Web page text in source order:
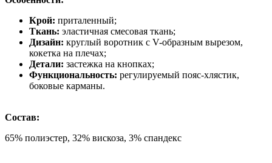
Крой: приталенный;
Ткань: эластичная смесовая ткань;
Дизайн: круглый воротник с V-образным вырезом,
кокетка на плечах;
Детали: застежка на кнопках;
Функциональность: регулируемый пояс-хлястик,
боковые карманы.
Состав:
65% полиэстер, 32% вискоза, 3% спандекс